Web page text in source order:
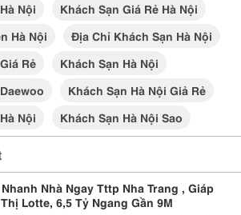
Nội
Khách Sạn Giá Rẻ Hà Nội
Hà Nội
Địa Chỉ Khách Sạn Hà Nội
Rẻ
Khách Sạn Hà Nội
Khách Sạn Hà Nội Giả Rẻ
Nội
Khách Sạn Hà Nội Sao
Nhà Ngay Tttp Nha Trang , Giáp
Lotte, 6,5 Tỷ Ngang Gần 9M